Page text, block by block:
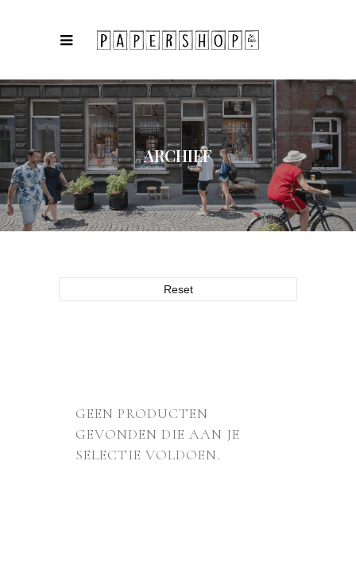
ARCHIEF
Reset
GEEN PRODUCTEN
GEVONDEN DIE AAN JE
SELECTIE VOLDOEN.